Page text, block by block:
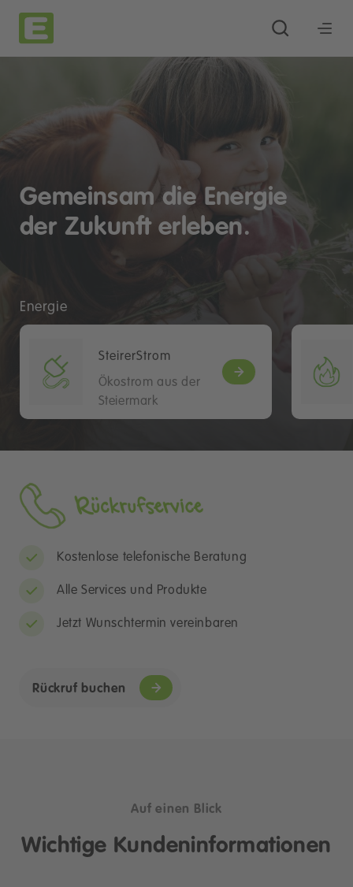
Gemeinsam die Energie
der Zukunft erleben.
Energie
SteirerStrom
Ökostrom aus der
Steiermark
Kostenlose telefonische Beratung
Alle Services und Produkte
Jetzt Wunschtermin vereinbaren
Rückruf buchen
Auf einen Blick
Wichtige Kundeninformationen